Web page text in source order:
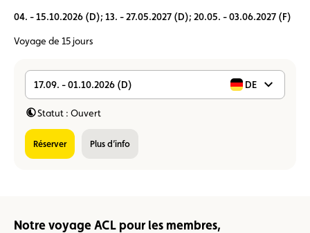
Vignette Location
04. - 15.10.2026 (D); 13. - 27.05.2027 (D); 20.05. - 03.06.2027 (F)
Voyage de 15 jours
17.09. - 01.10.2026 (D) DE
Statut : Ouvert
réserver Plus d’info
Notre voyage ACL pour les membres,